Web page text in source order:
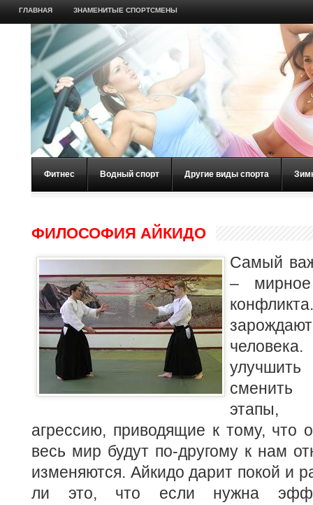
ГЛАВНАЯ ЗНАМЕНИТЫЕ СПОРТСМЕНЫ
Фитнес Водный спорт Другие виды спорта
ФИЛОСОФИЯ АЙКИДО
Самый
–
сменить
этапы,
агрессию, приводящие к тому, что
весь мир будут по-другому к нам
изменяются. Айкидо дарит покой и
ли это, что если нужна